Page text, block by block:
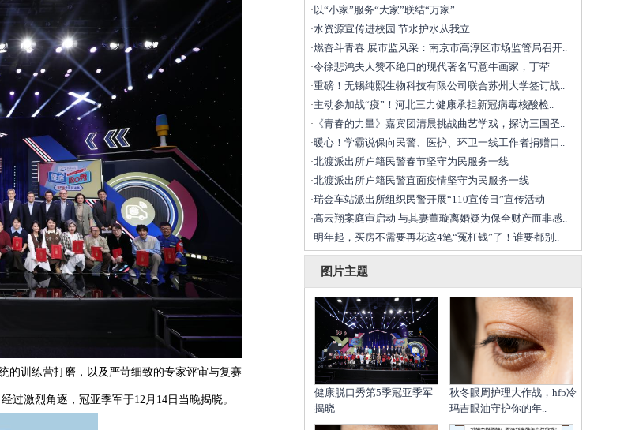
的训练营打磨，以及严苛细致的专家评审与复赛
过激烈角逐，冠亚季军于12月14日当晚揭晓。
· 以“小家”服务“大家”联结“万家”
·水资源宣传进校园 节水护水从我立
·燃奋斗青春 展市监风采：南京市高淳区市场监管局召开..
·令徐悲鸿夫人赞不绝口的现代著名写意牛画家，丁荦
·重磅！无锡纯熙生物科技有限公司联合苏州大学签订战..
·主动参加战“疫”！河北三力健康承担新冠病毒核酸检..
· 《青春的力量》嘉宾团清晨挑战曲艺学戏，探访三国圣..
·暖心！学霸说保向民警、医护、环卫一线工作者捐赠口..
·北渡派出所户籍民警春节坚守为民服务一线
·北渡派出所户籍民警直面疫情坚守为民服务一线
·瑞金车站派出所组织民警开展“110宣传日”宣传活动
·高云翔案庭审启动 与其妻董璇离婚疑为保全财产而非感..
·明年起，买房不需要再花这4笔“冤枉钱”了！谁要都别..
图片主题
健康脱口秀第5季冠亚季军
揭晓
秋冬眼周护理大作战，hfp冷
玛吉眼油守护你的年..